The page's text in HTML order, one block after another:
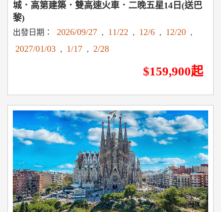
城．高第建築．雙高速火車．二晚五星14日(送巴
黎)
出發日期： 2026/09/27 , 11/22 , 12/6 , 12/20 ,
2027/01/03 , 1/17 , 2/28
$159,900起